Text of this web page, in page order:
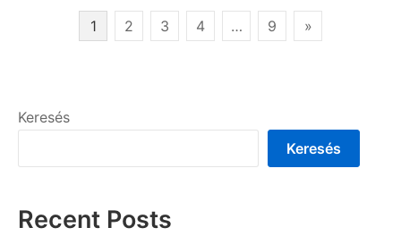
bejegyzéshez
Bejegyzések
1 2 3 4 … 9 »
Keresés
Keresés
Recent Posts